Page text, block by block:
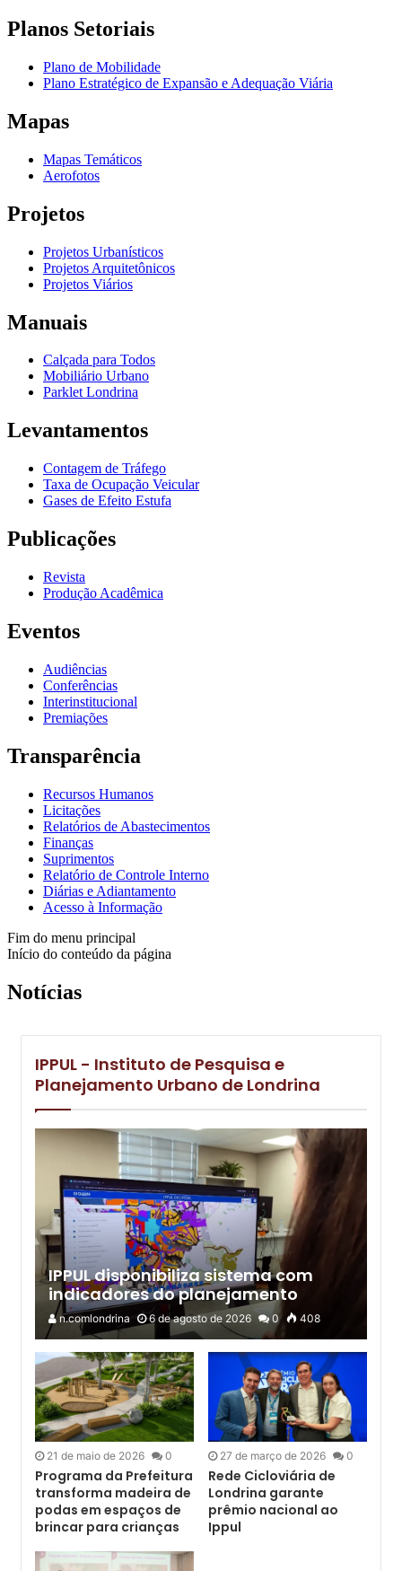
Planos Setoriais
Plano de Mobilidade
Plano Estratégico de Expansão e Adequação Viária
Mapas
Mapas Temáticos
Aerofotos
Projetos
Projetos Urbanísticos
Projetos Arquitetônicos
Projetos Viários
Manuais
Calçada para Todos
Mobiliário Urbano
Parklet Londrina
Levantamentos
Contagem de Tráfego
Taxa de Ocupação Veicular
Gases de Efeito Estufa
Publicações
Revista
Produção Acadêmica
Eventos
Audiências
Conferências
Interinstitucional
Premiações
Transparência
Recursos Humanos
Licitações
Relatórios de Abastecimentos
Finanças
Suprimentos
Relatório de Controle Interno
Diárias e Adiantamento
Acesso à Informação
Fim do menu principal
Início do conteúdo da página
Notícias